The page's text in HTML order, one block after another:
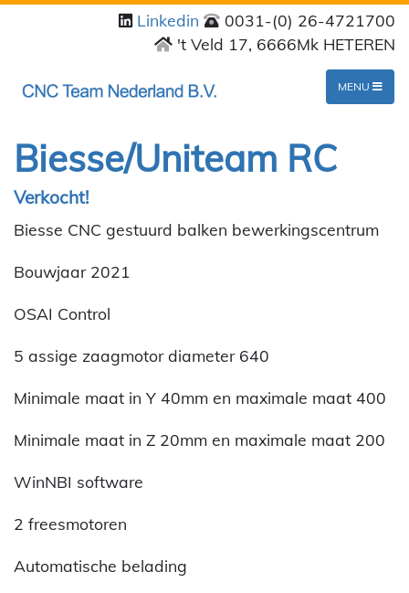
Linkedin
0031-(0) 26-4721700
't Veld 17, 6666Mk HETEREN
MENU
Biesse/Uniteam RC
Verkocht!
Biesse CNC gestuurd balken bewerkingscentrum
Bouwjaar 2021
OSAI Control
5 assige zaagmotor diameter 640
Minimale maat in Y 40mm en maximale maat 400
Minimale maat in Z 20mm en maximale maat 200
WinNBI software
2 freesmotoren
Automatische belading